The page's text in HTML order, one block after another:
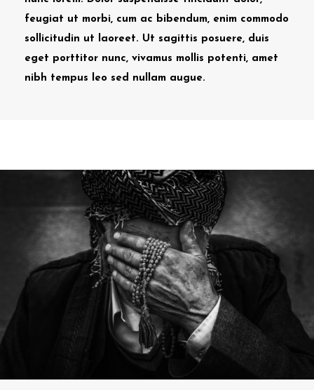
feugiat ut morbi, cum ac bibendum, enim commodo
sollicitudin ut laoreet. Ut sagittis posuere, duis
eget porttitor nunc, vivamus mollis potenti, amet
nibh tempus leo sed nullam augue.